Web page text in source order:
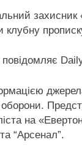
захисник
клубну
оборони.
на
“Арсенал”.